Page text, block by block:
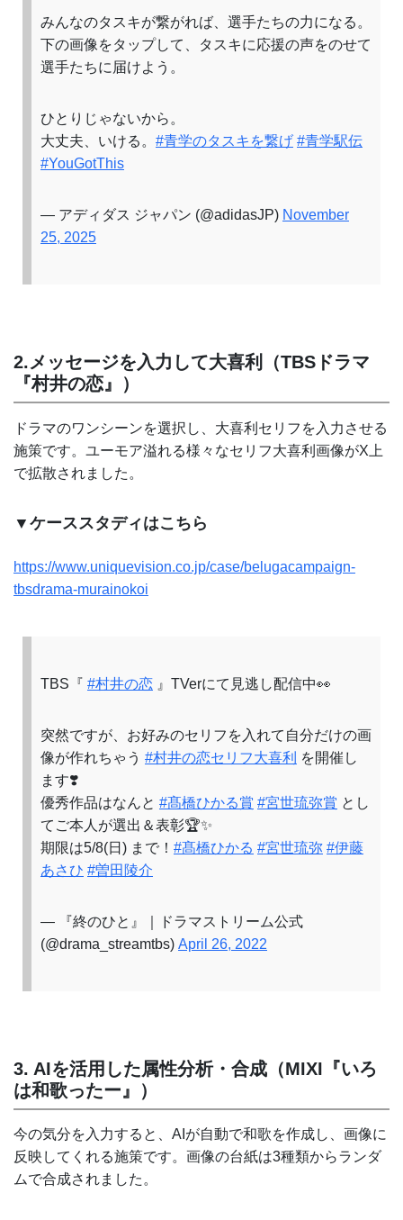
みんなのタスキが繋がれば、選手たちの力になる。
下の画像をタップして、タスキに応援の声をのせて
選手たちに届けよう。
ひとりじゃないから。
大丈夫、いける。 #青学のタスキを繋げ #青学駅伝
#YouGotThis
— アディダス ジャパン (@adidasJP) November
25, 2025
2.メッセージを入力して大喜利（TBSドラマ
『村井の恋』）
ドラマのワンシーンを選択し、大喜利セリフを入力させる
施策です。ユーモア溢れる様々なセリフ大喜利画像がX上
で拡散されました。
▼ケーススタディはこちら
https://www.uniquevision.co.jp/case/belugacampaign-
tbsdrama-murainokoi
TBS『 #村井の恋 』TVerにて見逃し配信中👀
突然ですが、お好みのセリフを入れて自分だけの画
像が作れちゃう #村井の恋セリフ大喜利 を開催し
ます❣️
優秀作品はなんと #髙橋ひかる賞 #宮世琉弥賞 とし
てご本人が選出＆表彰🏆✨
期限は5/8(日) まで！ #髙橋ひかる #宮世琉弥 #伊藤
あさひ #曽田陵介
— 『終のひと』｜ドラマストリーム公式
(@drama_streamtbs) April 26, 2022
3. AIを活用した属性分析・合成（MIXI『いろ
は和歌ったー』）
今の気分を入力すると、AIが自動で和歌を作成し、画像に
反映してくれる施策です。画像の台紙は3種類からランダ
ムで合成されました。